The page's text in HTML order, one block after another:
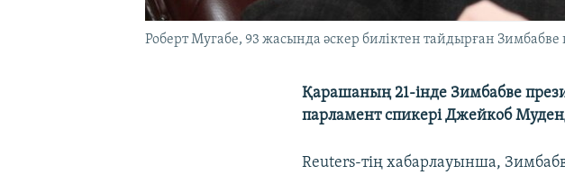
Роберт Мугабе, 93 жасында әскер биліктен тайдырған Зимбабве
Қарашаның 21-інде Зимбабве
парламент спикері Джейкоб
Reuters-тің хабарлауынша,